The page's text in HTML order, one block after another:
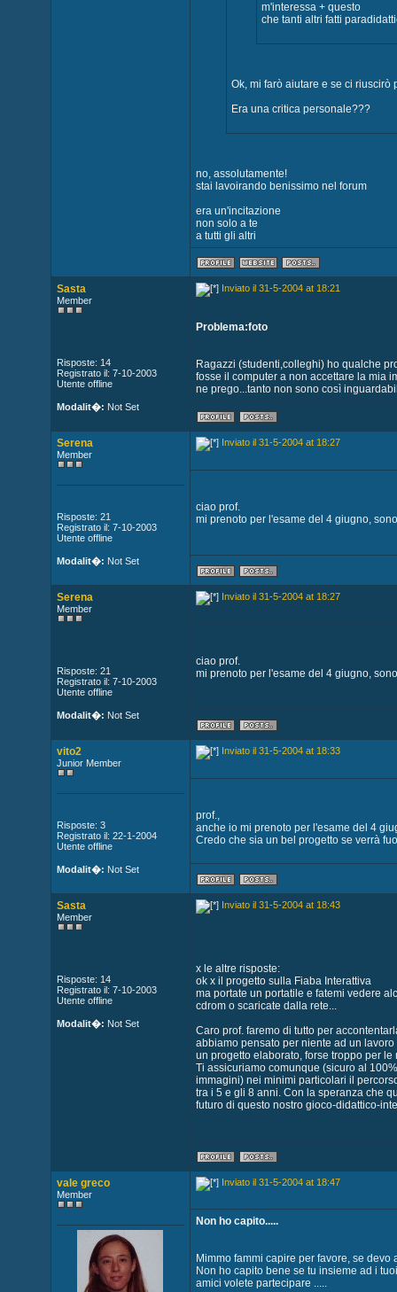
m'interessa + questo
che tanti altri fatti
Ok, mi farò aiutare e se ci riuscirò
Era una critica personale???
no, assolutamente!
stai lavoirando benissimo nel forum
era un'incitazione
non solo a te
a tutti gli altri
Sasta
Member
Risposte: 14
Registrato il: 7-10-2003
Utente offline
Modalit�: Not Set
Inviato il 31-5-2004 at 18:21
Problema:foto
Ragazzi (studenti,colleghi) ho qualche
fosse il computer a non accettare la mia
ne prego...tanto non sono così
Serena
Member
Risposte: 21
Registrato il: 7-10-2003
Utente offline
Modalit�: Not Set
Inviato il 31-5-2004 at 18:27
ciao prof.
mi prenoto per l'esame del 4 giugno,
Serena
Member
Risposte: 21
Registrato il: 7-10-2003
Utente offline
Modalit�: Not Set
Inviato il 31-5-2004 at 18:27
ciao prof.
mi prenoto per l'esame del 4 giugno,
vito2
Junior Member
Risposte: 3
Registrato il: 22-1-2004
Utente offline
Modalit�: Not Set
Inviato il 31-5-2004 at 18:33
prof.,
anche io mi prenoto per l'esame del 4
Credo che sia un bel progetto se verrà
Sasta
Member
Risposte: 14
Registrato il: 7-10-2003
Utente offline
Modalit�: Not Set
Inviato il 31-5-2004 at 18:43
x le altre risposte:
ok x il progetto sulla Fiaba Interattiva
ma portate un portatile e fatemi vedere
cdrom o scaricate dalla rete...
Caro prof. faremo di tutto per
abbiamo pensato per niente ad un
un progetto elaborato, forse troppo per
Ti assicuriamo comunque (sicuro al
immagini) nei minimi particolari il
tra i 5 e gli 8 anni. Con la speranza che
futuro di questo nostro gioco-didattico-
vale greco
Member
Inviato il 31-5-2004 at 18:47
Non ho capito.....
Mimmo fammi capire per favore, se
Non ho capito bene se tu insieme ad i tuoi
amici volete partecipare .....